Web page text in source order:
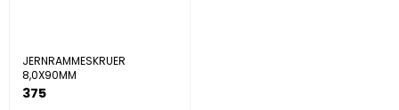
JERNRAMMESKRUER
8,0X90MM
375